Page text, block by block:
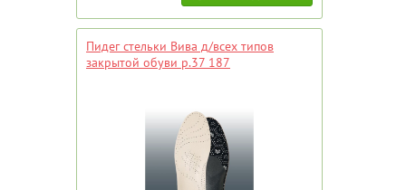
Пидег стельки Вива д/всех типов
закрытой обуви р.37 187